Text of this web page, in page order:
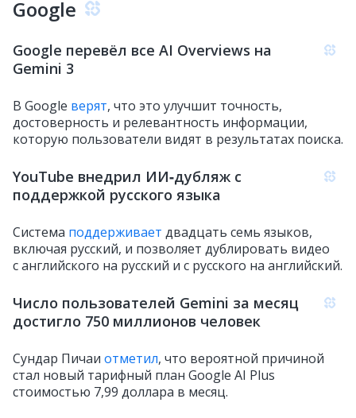
Google
Google перевёл все AI Overviews на
Gemini 3
В Google верят, что это улучшит точность,
достоверность и релевантность информации,
которую пользователи видят в результатах поиска.
YouTube внедрил ИИ‑дубляж c
поддержкой русского языка
Система поддерживает двадцать семь языков,
включая русский, и позволяет дублировать видео
с английского на русский и с русского на английский.
Число пользователей Gemini за месяц
достигло 750 миллионов человек
Сундар Пичаи отметил, что вероятной причиной
стал новый тарифный план Google AI Plus
стоимостью 7,99 доллара в месяц.